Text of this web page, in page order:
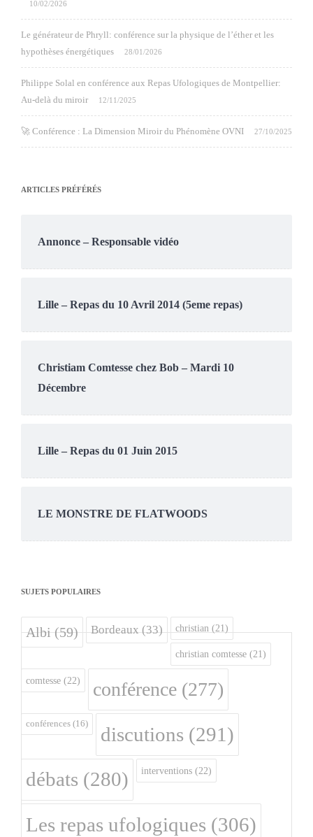
10/02/2026
Le générateur de Phryll: conférence sur la physique de l’éther et les
hypothèses énergétiques
28/01/2026
Philippe Solal en conférence aux Repas Ufologiques de Montpellier:
Au-delà du miroir
12/11/2025
🚀 Conférence : La Dimension Miroir du Phénomène OVNI 27/10/2025
ARTICLES PRÉFÉRÉS
Annonce – Responsable vidéo
Lille – Repas du 10 Avril 2014 (5eme repas)
Christiam Comtesse chez Bob – Mardi 10
Décembre
Lille – Repas du 01 Juin 2015
LE MONSTRE DE FLATWOODS
SUJETS POPULAIRES
Albi(59) Bordeaux(33) christian (21)
christian comtesse (21)
comtesse (22) conférence (277)
conférences (16) discutions (291)
débats (280) interventions (22)
Les repas ufologiques (306)